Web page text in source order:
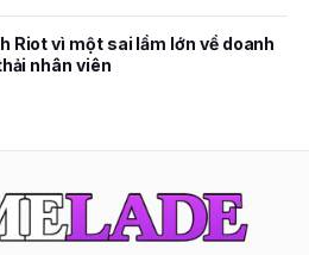
Riot vì một sai lầm lớn về doanh
nhân viên